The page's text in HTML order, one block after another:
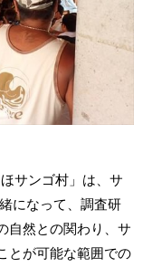
サンゴ村」は、サ
になって、調査研
自然との関わり、サ
とが可能な範囲での